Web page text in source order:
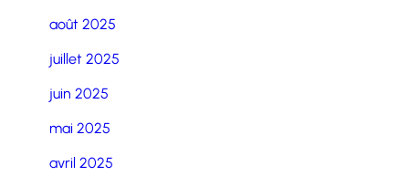
août 2025
juillet 2025
juin 2025
mai 2025
avril 2025